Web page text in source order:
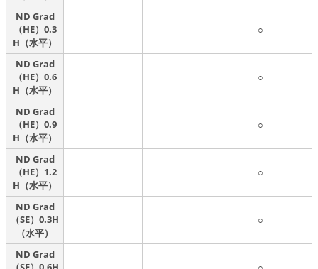
ND Grad
（HE）0.3
H（水平）
○
ND Grad
（HE）0.6
H（水平）
○
ND Grad
（HE）0.9
H（水平）
○
ND Grad
（HE）1.2
H（水平）
○
ND Grad
（SE）0.3H
（水平）
○
ND Grad